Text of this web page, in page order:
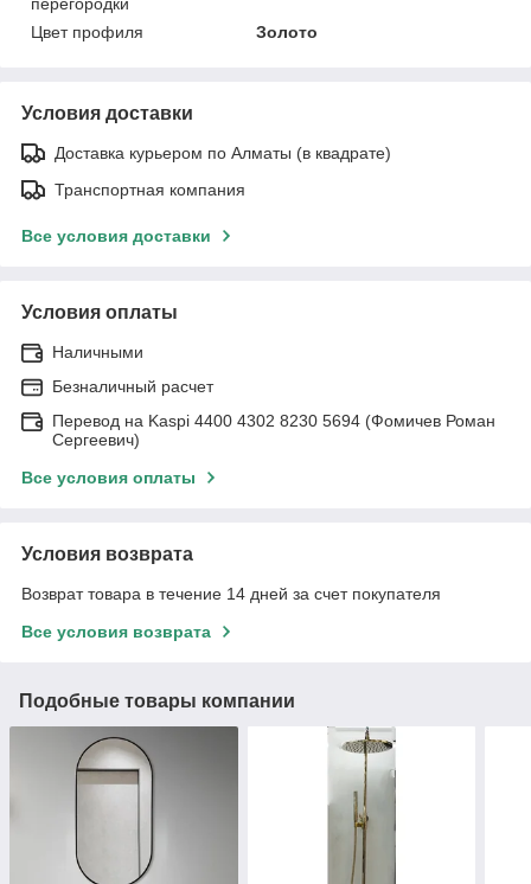
Цвет профиля Золото
Условия доставки
Доставка курьером по Алматы (в квадрате)
Транспортная компания
Все условия доставки
Условия оплаты
Наличными
Безналичный расчет
Перевод на Kaspi 4400 4302 8230 5694 (Фомичев Роман
Сергеевич)
Все условия оплаты
Условия возврата
Возврат товара в течение 14 дней за счет покупателя
Все условия возврата
Подобные товары компании